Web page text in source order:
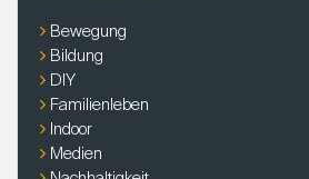
h
:
Bewegung
Bildung
DIY
Familienleben
Indoor
Medien